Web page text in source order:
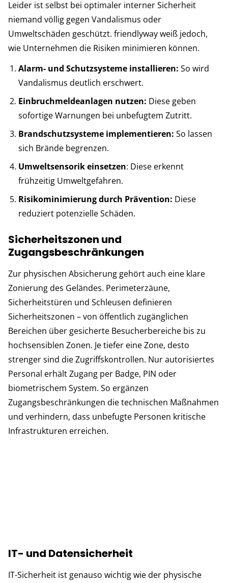
Leider ist selbst bei optimaler interner Sicherheit
niemand völlig gegen Vandalismus oder
Umweltschäden geschützt. friendlyway weiß jedoch,
wie Unternehmen die Risiken minimieren können.
Alarm- und Schutzsysteme installieren: So wird
Vandalismus deutlich erschwert.
Einbruchmeldeanlagen nutzen: Diese geben
sofortige Warnungen bei unbefugtem Zutritt.
Brandschutzsysteme implementieren: So lassen
sich Brände begrenzen.
Umweltsensorik einsetzen: Diese erkennt
frühzeitig Umweltgefahren.
Risikominimierung durch Prävention: Diese
reduziert potenzielle Schäden.
Sicherheitszonen und
Zugangsbeschränkungen
Zur physischen Absicherung gehört auch eine klare
Zonierung des Geländes. Perimeterzäune,
Sicherheitstüren und Schleusen definieren
Sicherheitszonen – von öffentlich zugänglichen
Bereichen über gesicherte Besucherbereiche bis zu
hochsensiblen Zonen. Je tiefer eine Zone, desto
strenger sind die Zugriffskontrollen. Nur autorisiertes
Personal erhält Zugang per Badge, PIN oder
biometrischem System. So ergänzen
Zugangsbeschränkungen die technischen Maßnahmen
und verhindern, dass unbefugte Personen kritische
Infrastrukturen erreichen.
IT- und Datensicherheit
IT-Sicherheit ist genauso wichtig wie der physische